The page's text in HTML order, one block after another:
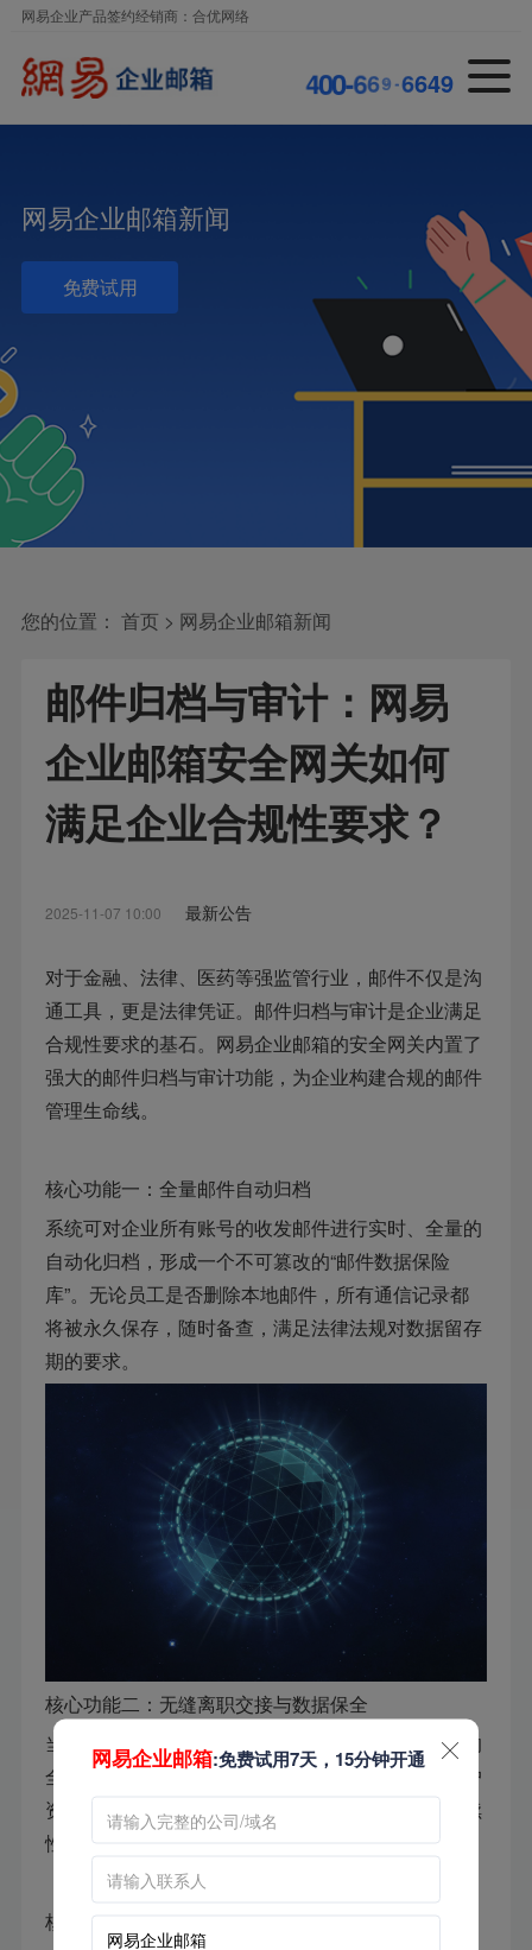
网易企业产品签约经销商：合优网络
400-669-6649
网易企业邮箱新闻
免费试用
您的位置： 首页 > 网易企业邮箱新闻
邮件归档与审计：网易
企业邮箱安全网关如何
满足企业合规性要求？
2025-11-07 10:00 最新公告
对于金融、法律、医药等强监管行业，邮件不仅是沟
通工具，更是法律凭证。邮件归档与审计是企业满足
合规性要求的基石。网易企业邮箱的安全网关内置了
强大的邮件归档与审计功能，为企业构建合规的邮件
管理生命线。
核心功能一：全量邮件自动归档
系统可对企业所有账号的收发邮件进行实时、全量的
自动化归档，形成一个不可篡改的“邮件数据保险
库”。无论员工是否删除本地邮件，所有通信记录都
将被永久保存，随时备查，满足法律法规对数据留存
期的要求。
核心功能二：无缝离职交接与数据保全
当员工离职或岗位变动时，管理员可一键将其邮箱的
全部历史邮件及通讯录无缝交接给继任者，确保客户
资源与项目历史不因人员变动而流失，保障业务连续
性。
核心功能三：管理员全程审计与监督
网易企业邮箱:免费试用7天，15分钟开通